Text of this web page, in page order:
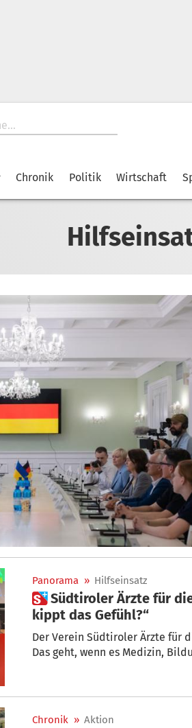
Chronik Politik Wirtschaft
Panorama » Hilfseinsatz
 Südtiroler Ärzte für die Welt ziehen Bilanz: „Gehen. Bleiben. Wo
kippt das Gefühl?“
Der Verein Südtiroler Ärzte für
Das geht, wenn es Medizin,
Chronik » Aktion